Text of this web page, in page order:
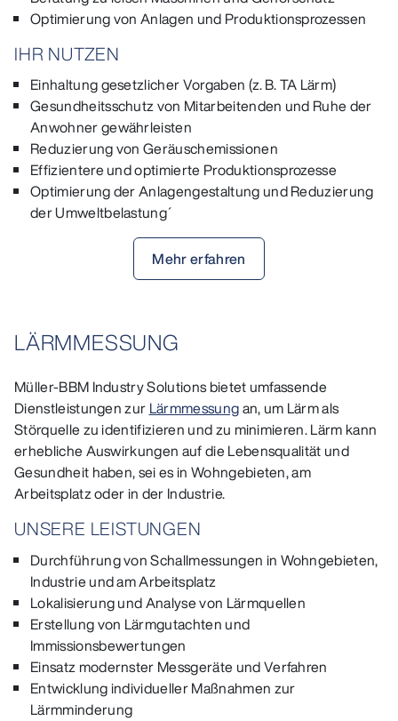
Optimierung von Anlagen und Produktionsprozessen
IHR NUTZEN
Einhaltung gesetzlicher Vorgaben (z. B. TA Lärm)
Gesundheitsschutz von Mitarbeitenden und Ruhe der
Anwohner gewährleisten
Reduzierung von Geräuschemissionen
Effizientere und optimierte Produktionsprozesse
Optimierung der Anlagengestaltung und Reduzierung
der Umweltbelastung´
Mehr erfahren
LÄRMMESSUNG
Müller-BBM Industry Solutions bietet umfassende
Dienstleistungen zur Lärmmessungan, um Lärm als
Störquelle zu identifizieren und zu minimieren. Lärm kann
erhebliche Auswirkungen auf die Lebensqualität und
Gesundheit haben, sei es in Wohngebieten, am
Arbeitsplatz oder in der Industrie.
UNSERE LEISTUNGEN
Durchführung von Schallmessungen in Wohngebieten,
Industrie und am Arbeitsplatz
Lokalisierung und Analyse von Lärmquellen
Erstellung von Lärmgutachten und
Immissionsbewertungen
Einsatz modernster Messgeräte und Verfahren
Entwicklung individueller Maßnahmen zur
Lärmminderung